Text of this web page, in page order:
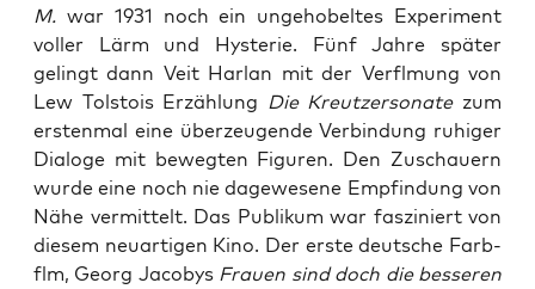
M. war 1931 noch ein unge­ho­bel­tes Expe­ri­ment
vol­ler Lärm und Hys­te­rie. Fünf Jah­re spä­ter
gelingt dann Veit Har­lan mit der Ver­fl­mung von
Lew Tol­stois Erzäh­lung Die Kreut­zer­so­na­te zum
ersten­mal eine über­zeu­gen­de Ver­bin­dung ruhi­ger
Dia­lo­ge mit beweg­ten Figu­ren. Den Zuschau­ern
wur­de eine noch nie dage­we­se­ne Emp­fin­dung von
Nähe ver­mit­telt. Das Publi­kum war fas­zi­niert von
die­sem neu­ar­ti­gen Kino. Der ers­te deut­sche Farb­
flm, Georg Jaco­bys Frau­en sind doch die bes­se­ren